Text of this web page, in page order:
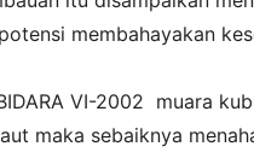
membahayakan
VI-2002 muara
maka sebaiknya